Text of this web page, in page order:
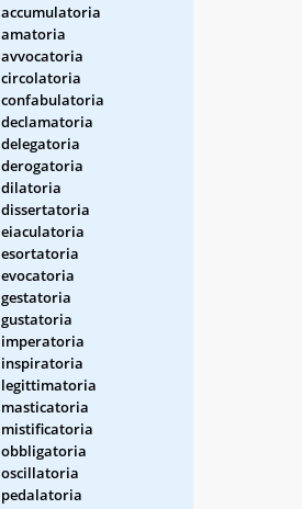
accumulatoria
amatoria
avvocatoria
circolatoria
confabulatoria
declamatoria
delegatoria
derogatoria
dilatoria
dissertatoria
eiaculatoria
esortatoria
evocatoria
gestatoria
gustatoria
imperatoria
inspiratoria
legittimatoria
masticatoria
mistificatoria
obbligatoria
oscillatoria
pedalatoria